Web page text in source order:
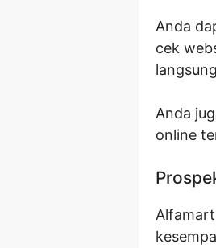
Anda
cek
Anda
online